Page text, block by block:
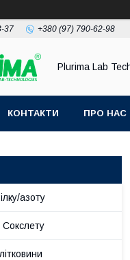
37 +380 (97) 790-62-98
Plurima Lab
КОНТАКТИ ПРО НАС
азоту
Сокслету